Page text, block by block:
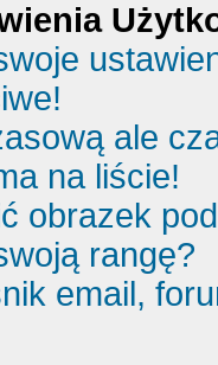
ale
na liście!
obrazek
rangę?
email,